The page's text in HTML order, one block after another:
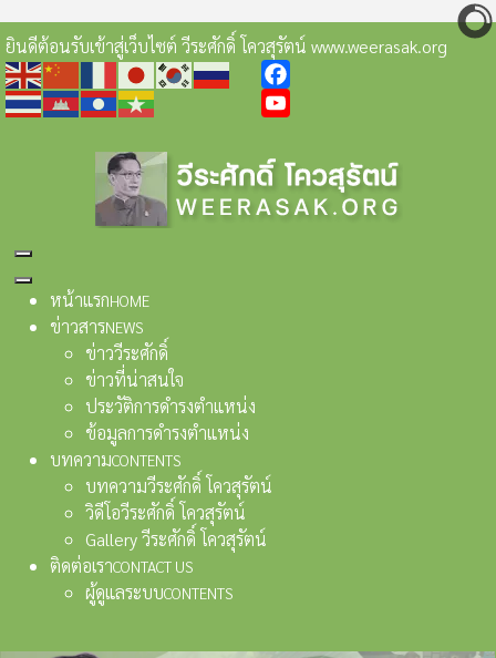
ยินดีต้อนรับเข้าสู่เว็บไซต์ วีระศักดิ์ โควสุรัตน์ www.weerasak.org
Facebook
หน้าแรกHOME
ข่าวสารNEWS
ข่าววีระศักดิ์
ข่าวที่น่าสนใจ
ประวัติการดำรงตำแหน่ง
ข้อมูลการดำรงตำแหน่ง
บทความCONTENTS
บทความวีระศักดิ์ โควสุรัตน์
วิดีโอวีระศักดิ์ โควสุรัตน์
Gallery วีระศักดิ์ โควสุรัตน์
ติดต่อเราCONTACT US
ผู้ดูแลระบบCONTENTS